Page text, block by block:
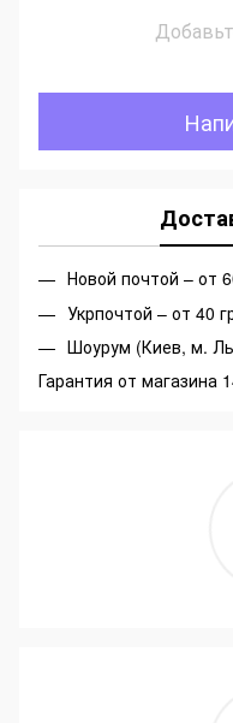
Новой почтой – от
Укрпочтой – от 40
Шоурум (Киев, м.
Гарантия от магазина